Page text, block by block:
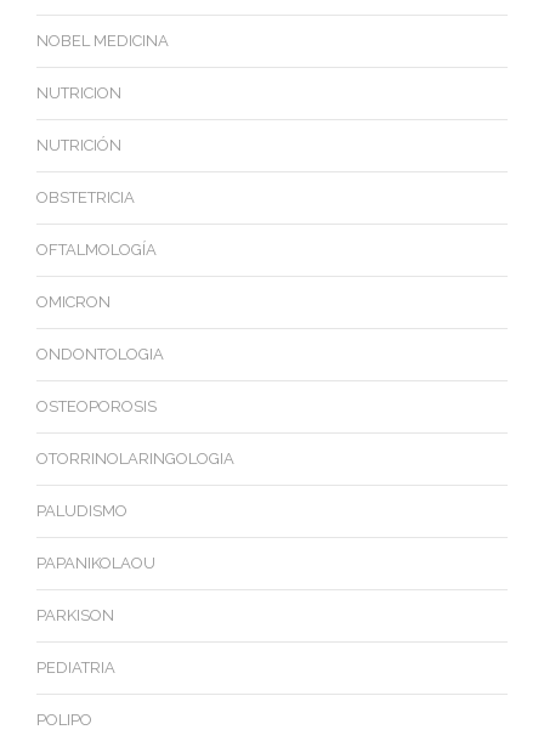
NOBEL MEDICINA
NUTRICION
NUTRICIÓN
OBSTETRICIA
OFTALMOLOGÍA
OMICRON
ONDONTOLOGIA
OSTEOPOROSIS
OTORRINOLARINGOLOGIA
PALUDISMO
PAPANIKOLAOU
PARKISON
PEDIATRIA
POLIPO